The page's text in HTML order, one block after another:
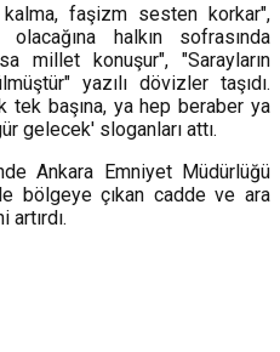
faşizm sesten korkar",
halkın sofrasında
millet konuşur", "Sarayların
yazılı dövizler taşıdı.
tek başına, ya hep beraber ya
gelecek' sloganları attı.
Ankara Emniyet Müdürlüğü
bölgeye çıkan cadde ve ara